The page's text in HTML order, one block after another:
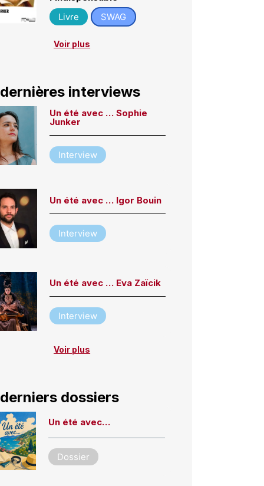
Livre
SWAG
Voir plus
interviews
Un été avec … Sophie
Junker
Interview
Un été avec … Igor Bouin
Interview
Un été avec … Eva Zaïcik
Interview
Voir plus
dossiers
Un été avec…
Dossier